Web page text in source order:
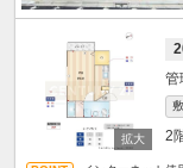
敷
2